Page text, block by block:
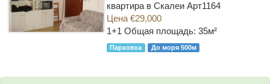
квартира в Скалеи Арт1164
Цена €29,000
1+1 Общая площадь: 35м²
Парковка До моря 500м